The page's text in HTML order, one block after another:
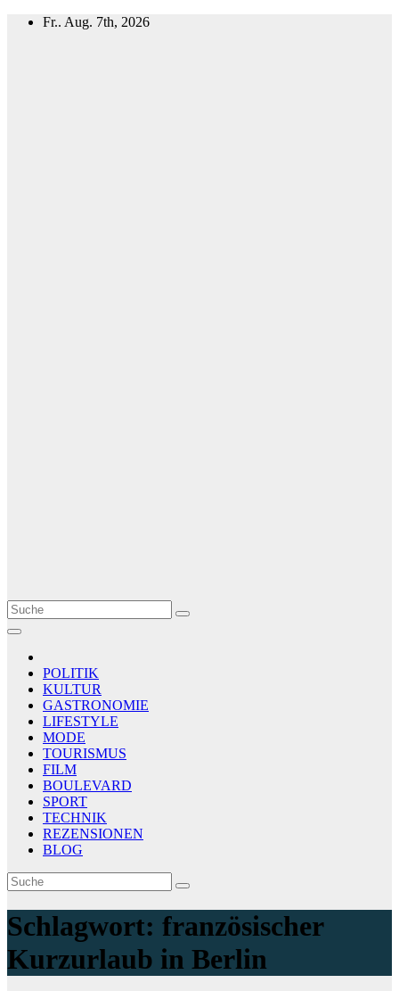
Zum
Fr.. Aug. 7th, 2026
Le Matin
AGENCE DE PRESSE
POLITIK
KULTUR
GASTRONOMIE
LIFESTYLE
MODE
TOURISMUS
FILM
BOULEVARD
SPORT
TECHNIK
REZENSIONEN
BLOG
Schlagwort: französischer
Kurzurlaub in Berlin